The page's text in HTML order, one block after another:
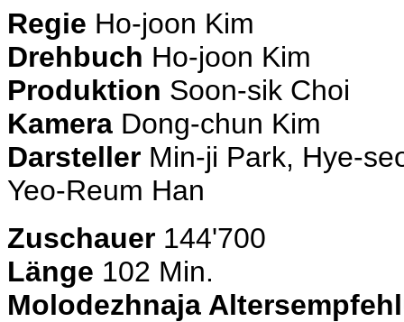
Regie Ho-joon Kim
Drehbuch Ho-joon Kim
Produktion Soon-sik Choi
Kamera Dong-chun Kim
Darsteller Min-ji Park, Hye-
Yeo-Reum Han
Zuschauer 144'700
Länge 102 Min.
Molodezhnaja